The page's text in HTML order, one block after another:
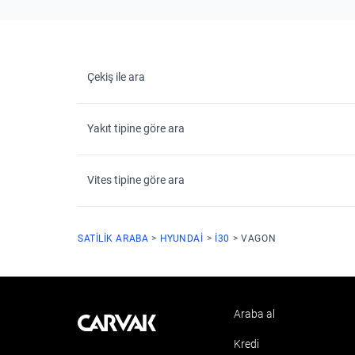
Çekiş ile ara
Yakıt tipine göre ara
Vites tipine göre ara
SATILIK ARABA HYUNDAI I30 VAGON
Kavak Araba al
Kredi